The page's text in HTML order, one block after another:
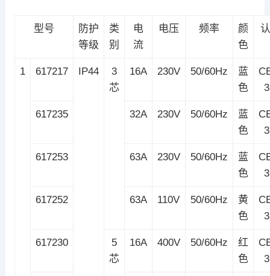
型号
防护
等级
类
别
电
流
电压 频率
颜
色
1 617217 IP44
3
芯
16A 230V 50/60Hz
蓝
色
617235 32A 230V 50/60Hz
蓝
色
617253 63A 230V 50/60Hz
蓝
色
617252 63A 110V 50/60Hz
黄
色
617230
5
芯
16A 400V 50/60Hz
红
色